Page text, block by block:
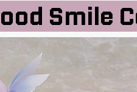
Smile